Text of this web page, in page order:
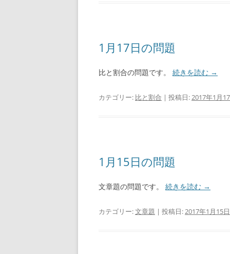
1月17日の問題
比と割合の問題です。 続きを読む →
カテゴリー: 比と割合 | 投稿日:2017年1月
1月15日の問題
文章題の問題です。 続きを読む →
カテゴリー:文章題 | 投稿日:2017年1月15日